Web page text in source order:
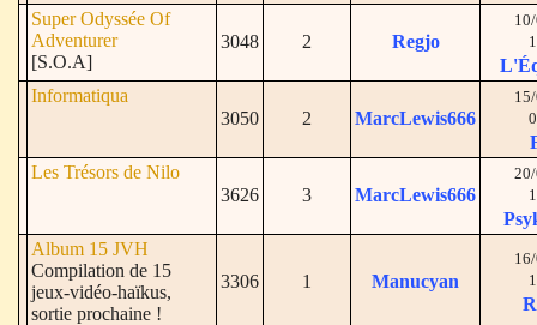
Super Odyssée Of
Adventurer
[S.O.A]
3048 2 Regjo
Informatiqua
3050
2 MarcLewis666
Les Trésors de Nilo
3626
3 MarcLewis666
Album 15 JVH
Compilation de 15
jeux-vidéo-haïkus,
sortie prochaine !
3306 1 Manucyan